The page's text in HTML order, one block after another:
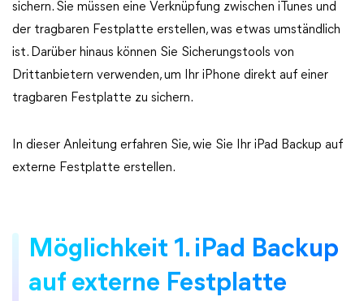
sichern. Sie müssen eine Verknüpfung zwischen iTunes und
der tragbaren Festplatte erstellen, was etwas umständlich
ist. Darüber hinaus können Sie Sicherungstools von
Drittanbietern verwenden, um Ihr iPhone direkt auf einer
tragbaren Festplatte zu sichern.
In dieser Anleitung erfahren Sie, wie Sie Ihr iPad Backup auf
externe Festplatte erstellen.
Möglichkeit 1. iPad Backup
auf externe Festplatte